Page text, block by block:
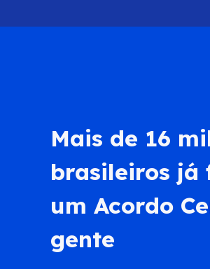
Mais de 16
brasileiros já
um Acordo
gente